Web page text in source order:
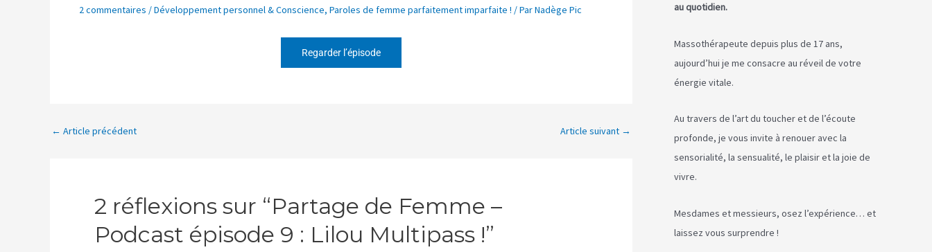
2 commentaires /Développement personnel & Conscience, Paroles de femme parfaitement imparfaite ! / ParNadège Pic
Regarder l’épisode
← Article précédent Article suivant →
2 réflexions sur “Partage de Femme –
Podcast épisode 9 : Lilou Multipass !”
au quotidien.
Massothérapeute depuis plus de 17 ans,
aujourd’hui je me consacre au réveil de votre
énergie vitale.
Au travers de l’art du toucher et de l’écoute
profonde, je vous invite à renouer avec la
sensorialité, la sensualité, le plaisir et la joie de
vivre.
Mesdames et messieurs, osez l’expérience… et
laissez vous surprendre !